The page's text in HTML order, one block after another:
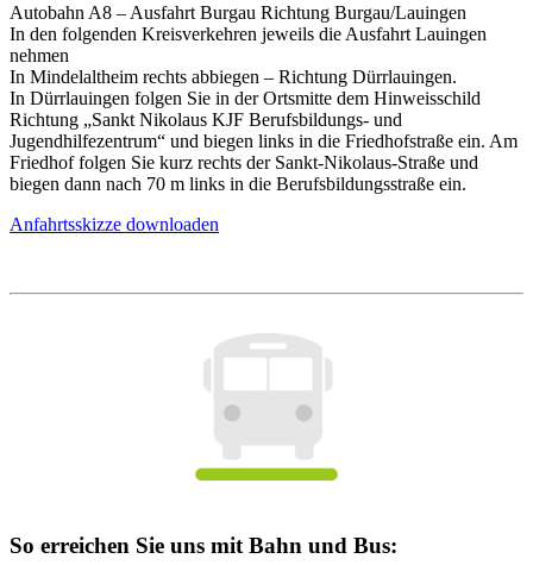
Autobahn A8 – Ausfahrt Burgau Richtung Burgau/Lauingen
In den folgenden Kreisverkehren jeweils die Ausfahrt Lauingen
nehmen
In Mindelaltheim rechts abbiegen – Richtung Dürrlauingen.
In Dürrlauingen folgen Sie in der Ortsmitte dem Hinweisschild
Richtung „Sankt Nikolaus KJF Berufsbildungs- und
Jugendhilfezentrum“ und biegen links in die Friedhofstraße ein. Am
Friedhof folgen Sie kurz rechts der Sankt-Nikolaus-Straße und
biegen dann nach 70 m links in die Berufsbildungsstraße ein.
Anfahrtsskizze downloaden
So erreichen Sie uns mit Bahn und Bus: